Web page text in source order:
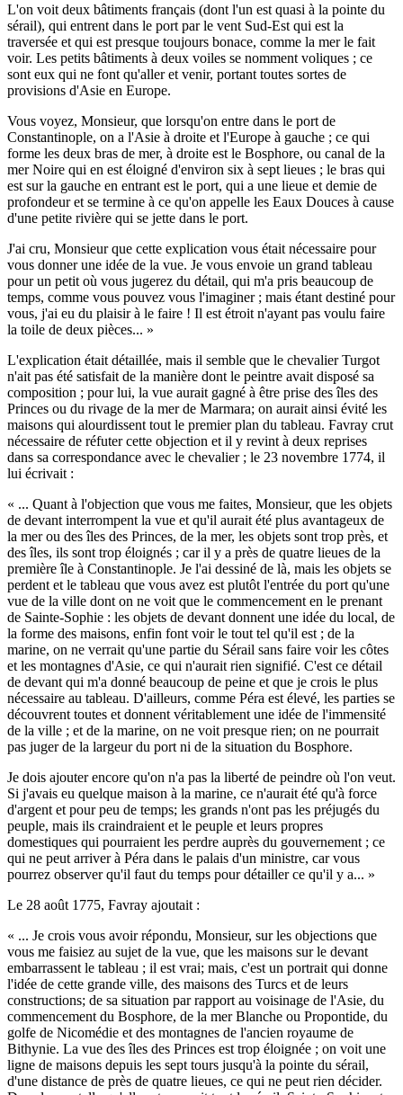
L'on voit deux bâtiments français (dont l'un est quasi à la pointe du
sérail), qui entrent dans le port par le vent Sud-Est qui est la
traversée et qui est presque toujours bonace, comme la mer le fait
voir. Les petits bâtiments à deux voiles se nomment voliques ; ce
sont eux qui ne font qu'aller et venir, portant toutes sortes de
provisions d'Asie en Europe.
Vous voyez, Monsieur, que lorsqu'on entre dans le port de
Constantinople, on a l'Asie à droite et l'Europe à gauche ; ce qui
forme les deux bras de mer, à droite est le Bosphore, ou canal de la
mer Noire qui en est éloigné d'environ six à sept lieues ; le bras qui
est sur la gauche en entrant est le port, qui a une lieue et demie de
profondeur et se termine à ce qu'on appelle les Eaux Douces à cause
d'une petite rivière qui se jette dans le port.
J'ai cru, Monsieur que cette explication vous était nécessaire pour
vous donner une idée de la vue. Je vous envoie un grand tableau
pour un petit où vous jugerez du détail, qui m'a pris beaucoup de
temps, comme vous pouvez vous l'imaginer ; mais étant destiné pour
vous, j'ai eu du plaisir à le faire ! Il est étroit n'ayant pas voulu faire
la toile de deux pièces... »
L'explication était détaillée, mais il semble que le chevalier Turgot
n'ait pas été satisfait de la manière dont le peintre avait disposé sa
composition ; pour lui, la vue aurait gagné à être prise des îles des
Princes ou du rivage de la mer de Marmara; on aurait ainsi évité les
maisons qui alourdissent tout le premier plan du tableau. Favray crut
nécessaire de réfuter cette objection et il y revint à deux reprises
dans sa correspondance avec le chevalier ; le 23 novembre 1774, il
lui écrivait :
« ... Quant à l'objection que vous me faites, Monsieur, que les objets
de devant interrompent la vue et qu'il aurait été plus avantageux de
la mer ou des îles des Princes, de la mer, les objets sont trop près, et
des îles, ils sont trop éloignés ; car il y a près de quatre lieues de la
première île à Constantinople. Je l'ai dessiné de là, mais les objets se
perdent et le tableau que vous avez est plutôt l'entrée du port qu'une
vue de la ville dont on ne voit que le commencement en le prenant
de Sainte-Sophie : les objets de devant donnent une idée du local, de
la forme des maisons, enfin font voir le tout tel qu'il est ; de la
marine, on ne verrait qu'une partie du Sérail sans faire voir les côtes
et les montagnes d'Asie, ce qui n'aurait rien signifié. C'est ce détail
de devant qui m'a donné beaucoup de peine et que je crois le plus
nécessaire au tableau. D'ailleurs, comme Péra est élevé, les parties se
découvrent toutes et donnent véritablement une idée de l'immensité
de la ville ; et de la marine, on ne voit presque rien; on ne pourrait
pas juger de la largeur du port ni de la situation du Bosphore.
Je dois ajouter encore qu'on n'a pas la liberté de peindre où l'on veut.
Si j'avais eu quelque maison à la marine, ce n'aurait été qu'à force
d'argent et pour peu de temps; les grands n'ont pas les préjugés du
peuple, mais ils craindraient et le peuple et leurs propres
domestiques qui pourraient les perdre auprès du gouvernement ; ce
qui ne peut arriver à Péra dans le palais d'un ministre, car vous
pourrez observer qu'il faut du temps pour détailler ce qu'il y a... »
Le 28 août 1775, Favray ajoutait :
« ... Je crois vous avoir répondu, Monsieur, sur les objections que
vous me faisiez au sujet de la vue, que les maisons sur le devant
embarrassent le tableau ; il est vrai; mais, c'est un portrait qui donne
l'idée de cette grande ville, des maisons des Turcs et de leurs
constructions; de sa situation par rapport au voisinage de l'Asie, du
commencement du Bosphore, de la mer Blanche ou Propontide, du
golfe de Nicomédie et des montagnes de l'ancien royaume de
Bithynie. La vue des îles des Princes est trop éloignée ; on voit une
ligne de maisons depuis les sept tours jusqu'à la pointe du sérail,
d'une distance de près de quatre lieues, ce qui ne peut rien décider.